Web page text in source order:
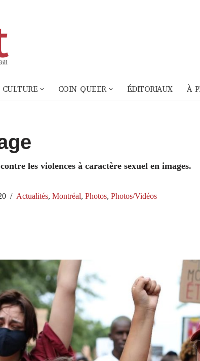
CULTURE COIN QUEER ÉDITORIAUX À
les violences à caractère sexuel en images.
Actualités, Montréal, Photos, Photos/Vidéos